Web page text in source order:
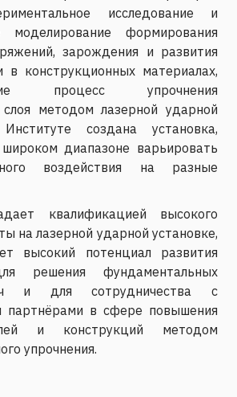
исследование и
моделирование формирования
зарождения и развития
в конструкционных материалах,
процесс упрочнения
слоя методом лазерной ударной
создана установка,
диапазоне варьировать
воздействия на разные
квалификацией высокого
на лазерной ударной установке,
высокий потенциал развития
решения фундаментальных
и для сотрудничества с
партнёрами в сфере повышения
и конструкций методом
упрочнения.